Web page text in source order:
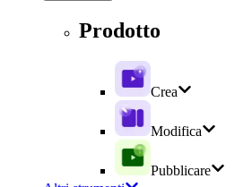
Prodotto
Crea
Modifica
Pubblicare